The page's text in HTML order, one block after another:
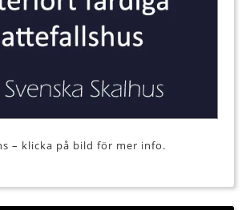
– klicka på bild för mer info.